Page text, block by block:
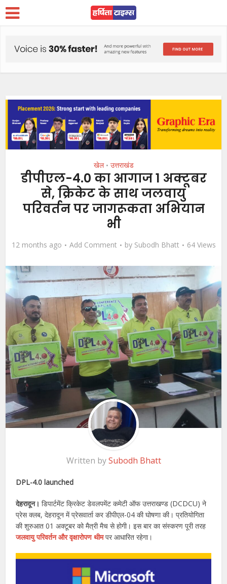
खेल • उत्तराखंड
डीपीएल-4.0 का आगाज 1 अक्टूबर
से, क्रिकेट के साथ जलवायु
परिवर्तन पर जागरूकता अभियान
भी
12 months ago Add Comment by Subodh Bhatt 64 Views
Written bySubodh Bhatt
DPL-4.0 launched
देहरादून। डिपार्टमेंट क्रिकेट डेवलपमेंट कमेटी ऑफ उत्तराखण्ड (DCDCU) ने
प्रेस क्लब, देहरादून में प्रेसवार्ता कर डीपीएल-04 की घोषणा की। प्रतियोगिता
की शुरुआत 01 अक्टूबर को मैत्री मैच से होगी। इस बार का संस्करण पूरी तरह
जलवायु परिवर्तन और वृक्षारोपण थीमपर आधारित रहेगा।